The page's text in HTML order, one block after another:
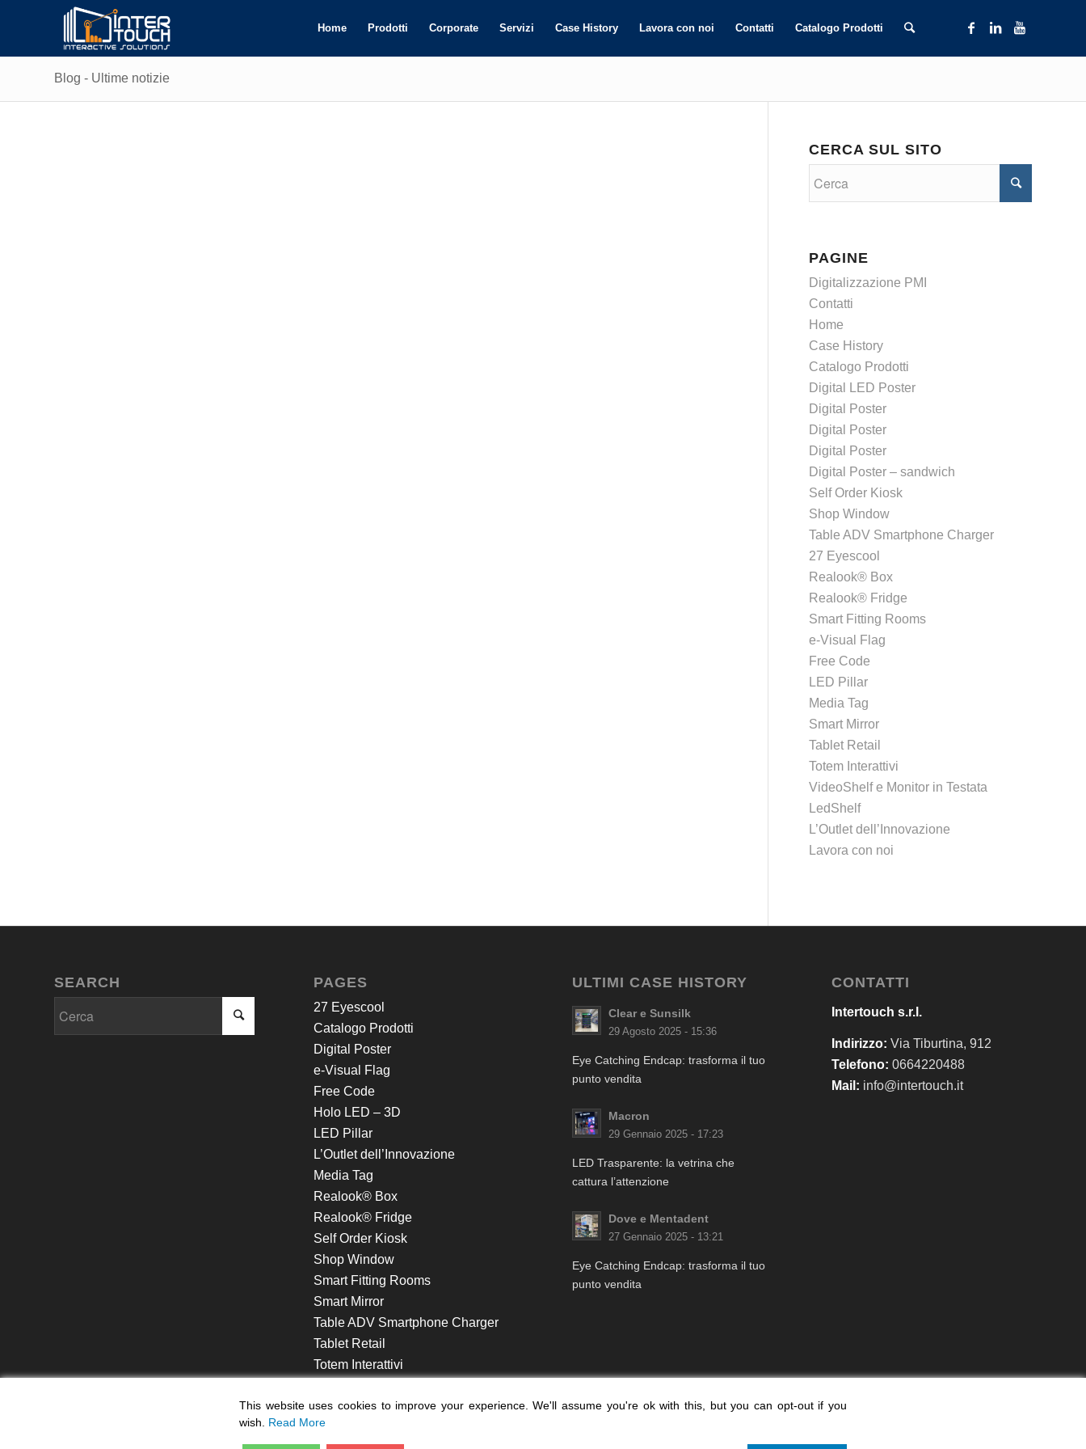
Home Prodotti Corporate Servizi Case History Lavora con noi Contatti Catalogo Prodotti
Blog - Ultime notizie
CERCA SUL SITO
PAGINE
Digitalizzazione PMI
Contatti
Home
Case History
Catalogo Prodotti
Digital LED Poster
Digital Poster
Digital Poster
Digital Poster
Digital Poster – sandwich
Self Order Kiosk
Shop Window
Table ADV Smartphone Charger
27 Eyescool
Realook® Box
Realook® Fridge
Smart Fitting Rooms
e-Visual Flag
Free Code
LED Pillar
Media Tag
Smart Mirror
Tablet Retail
Totem Interattivi
VideoShelf e Monitor in Testata
LedShelf
L’Outlet dell’Innovazione
Lavora con noi
SEARCH PAGES
27 Eyescool
Catalogo Prodotti
Digital Poster
e-Visual Flag
Free Code
Holo LED – 3D
LED Pillar
L’Outlet dell’Innovazione
Media Tag
Realook® Box
Realook® Fridge
Self Order Kiosk
Shop Window
Smart Fitting Rooms
Smart Mirror
Table ADV Smartphone Charger
Tablet Retail
Totem Interattivi
ULTIMI CASE HISTORY
Clear e Sunsilk
29 Agosto 2025 - 15:36
Eye Catching Endcap: trasforma il tuo
punto vendita
Macron
29 Gennaio 2025 - 17:23
LED Trasparente: la vetrina che
cattura l’attenzione
Dove e Mentadent
27 Gennaio 2025 - 13:21
Eye Catching Endcap: trasforma il tuo
punto vendita
CONTATTI
Intertouch s.r.l.
Indirizzo: Via Tiburtina, 912
Telefono: 0664220488
Mail: info@intertouch.it
This website uses cookies to improve your experience. We'll assume you're ok with this, but you can opt-out if you
wish. Read More